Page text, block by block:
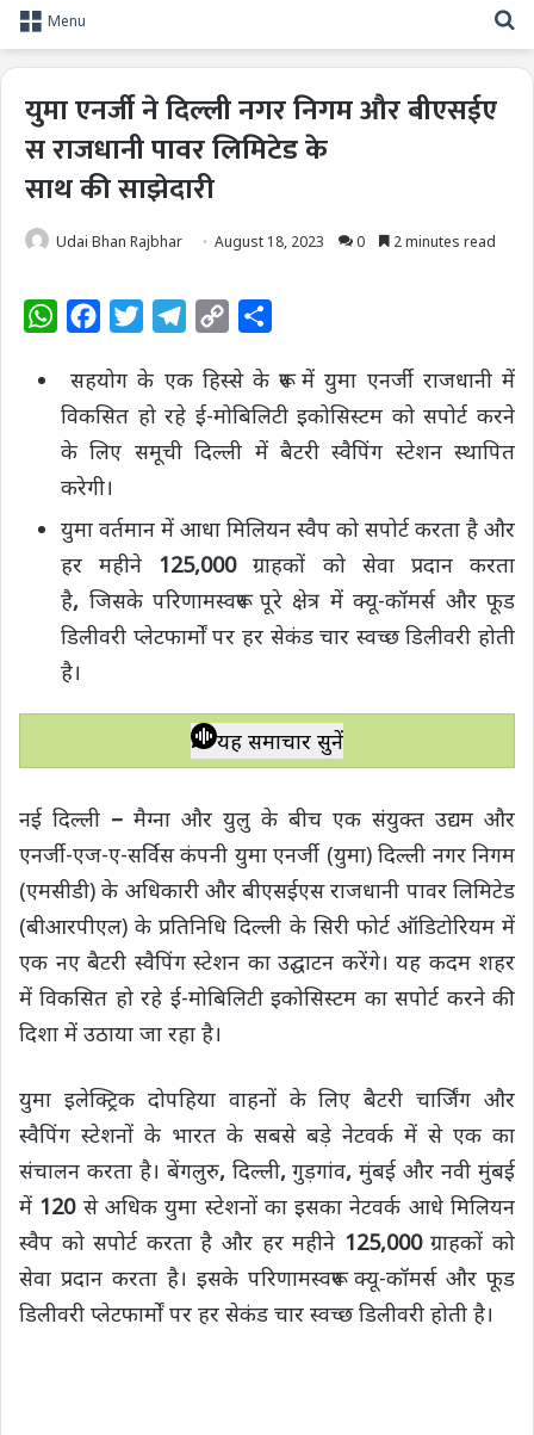
Menu
युमा एनर्जी ने दिल्ली नगर निगम और बीएसईए
स राजधानी पावर लिमिटेड के
साथ की साझेदारी
Udai Bhan Rajbhar August 18, 2023 0 2 minutes read
W
t
s
A
p
c
e
b
o
i
t
t
l
e
g
m
p
y
L
n
k
a
r
e
सहयोग के एक हिस्से के रूप में युमा एनर्जी राजधानी में
विकसित हो रहे ई-मोबिलिटी इकोसिस्टम को सपोर्ट करने
के लिए समूची दिल्ली में बैटरी स्वैपिंग स्टेशन स्थापित
करेगी।
युमा वर्तमान में आधा मिलियन स्वैप को सपोर्ट करता है और
हर महीने 125,000ग्राहकों को सेवा प्रदान करता
है, जिसके परिणामस्वरूप पूरे क्षेत्र में क्यू-कॉमर्स और फूड
डिलीवरी प्लेटफार्मों पर हर सेकंड चार स्वच्छ डिलीवरी होती
है।
यह समाचार सुनें
नई दिल्ली – मैग्ना और युलु के बीच एक संयुक्त उद्यम और
एनर्जी-एज-ए-सर्विस कंपनी युमा एनर्जी (युमा) दिल्ली नगर निगम
(एमसीडी) के अधिकारी और बीएसईएस राजधानी पावर लिमिटेड
(बीआरपीएल) के प्रतिनिधि दिल्ली के सिरी फोर्ट ऑडिटोरियम में
एक नए बैटरी स्वैपिंग स्टेशन का उद्घाटन करेंगे। यह कदम शहर
में विकसित हो रहे ई-मोबिलिटी इकोसिस्टम का सपोर्ट करने की
दिशा में उठाया जा रहा है।
युमा इलेक्ट्रिक दोपहिया वाहनों के लिए बैटरी चार्जिंग और
स्वैपिंग स्टेशनों के भारत के सबसे बड़े नेटवर्क में से एक का
संचालन करता है। बेंगलुरु, दिल्ली,गुड़गांव,मुंबई और नवी मुंबई
में 120से अधिक युमा स्टेशनों का इसका नेटवर्क आधे मिलियन
स्वैप को सपोर्ट करता है और हर महीने 125,000ग्राहकों को
सेवा प्रदान करता है। इसके परिणामस्वरूप क्यू-कॉमर्स और फूड
डिलीवरी प्लेटफार्मों पर हर सेकंड चार स्वच्छ डिलीवरी होती है।